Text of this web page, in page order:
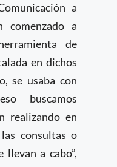
a
comenzado a
de
en dichos
se usaba con
buscamos
realizando en
consultas o
a cabo”,